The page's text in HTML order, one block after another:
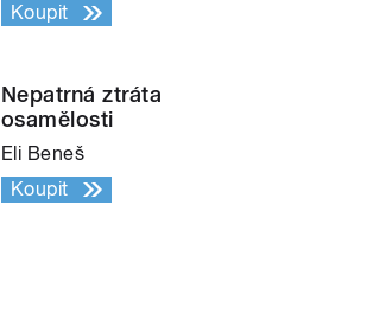
Koupit
Nepatrná ztráta
osamělosti
Eli Beneš
Koupit